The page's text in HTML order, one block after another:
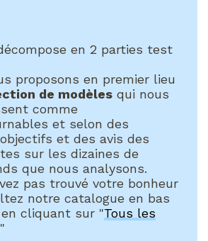
en 2 parties test
proposons en premier lieu
de modèles qui nous
comme
et selon des
et des avis des
sur les dizaines de
que nous analysons.
pas trouvé votre bonheur
notre catalogue en bas
cliquant sur "Tous les
"